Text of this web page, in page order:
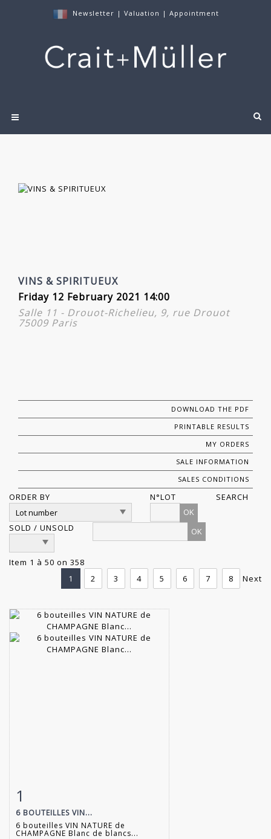
Newsletter | Valuation | Appointment
VINS & SPIRITUEUX
Friday 12 February 2021 14:00
Salle 11 - Drouot-Richelieu, 9, rue Drouot
75009 Paris
DOWNLOAD THE PDF
PRINTABLE RESULTS
MY ORDERS
SALE INFORMATION
SALES CONDITIONS
ORDER BY
N°LOT
OK
SOLD / UNSOLD
SEARCH
Item 1 à 50 on 358
1
2 3 4 5 6 7 8 Next
1
6 BOUTEILLES VIN...
6 bouteilles VIN NATURE de
CHAMPAGNE Blanc de blancs...